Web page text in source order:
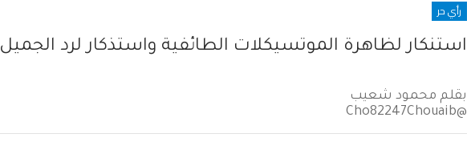
رأي حر
استنكار لظاهرة الموتسيكلات الطائفية واستذكار لرد الجميل
بقلم محمود شعيب
@Cho82247Chouaib